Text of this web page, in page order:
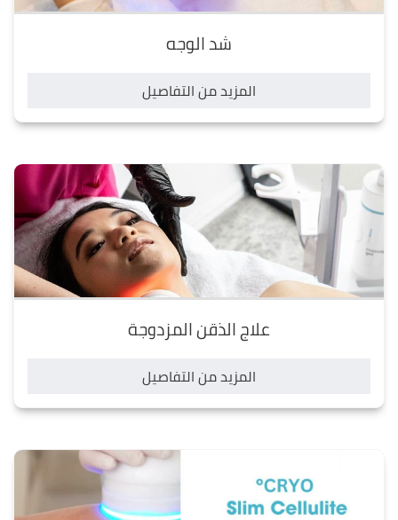
شد الوجه
المزيد من التفاصيل
علاج الذقن المزدوجة
المزيد من التفاصيل